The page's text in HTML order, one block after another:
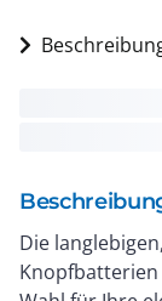
Die
Knopfbatterien